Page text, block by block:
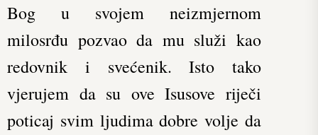
Bog u svojem neizmjernom
milosrđu pozvao da mu služi kao
redovnik i svećenik. Isto tako
vjerujem da su ove Isusove riječi
poticaj svim ljudima dobre volje da